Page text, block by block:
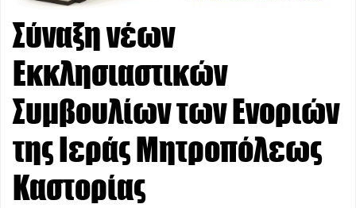
Σύναξη νέων
Εκκλησιαστικών
Συμβουλίων των Ενοριών
της Ιεράς Μητροπόλεως
Καστορίας